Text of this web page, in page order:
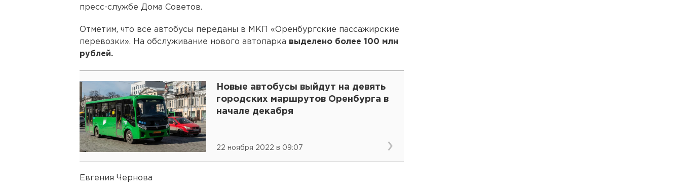
пресс-службе Дома Советов.
Отметим, что все автобусы переданы в МКП «Оренбургские пассажирские
перевозки». На обслуживание нового автопарка выделено более 100 млн
рублей.
Новые автобусы выйдут на девять
городских маршрутов Оренбурга в
начале декабря
22 ноября 2022 в 09:07
Евгения Чернова